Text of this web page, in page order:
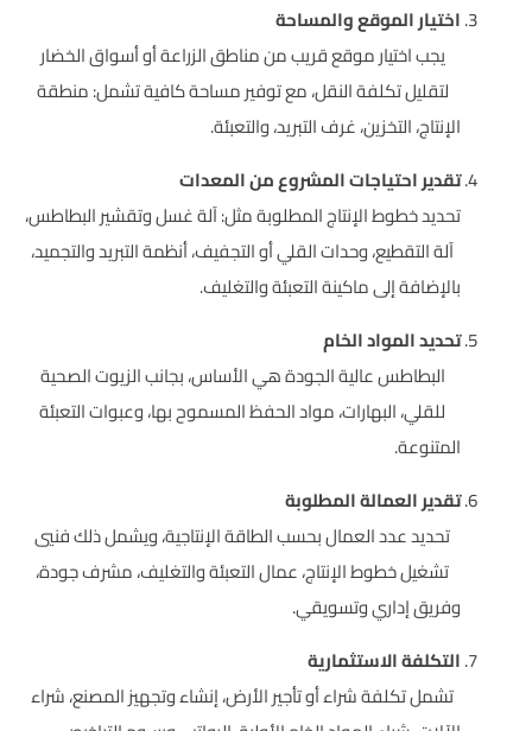
اختيار الموقع والمساحة
يجب اختيار موقع قريب من مناطق الزراعة أو أسواق الخضار
لتقليل تكلفة النقل، مع توفير مساحة كافية تشمل: منطقة
الإنتاج، التخزين، غرف التبريد، والتعبئة.
تقدير احتياجات المشروع من المعدات
تحديد خطوط الإنتاج المطلوبة مثل: آلة غسل وتقشير البطاطس،
آلة التقطيع، وحدات القلي أو التجفيف، أنظمة التبريد والتجميد،
بالإضافة إلى ماكينة التعبئة والتغليف.
تحديد المواد الخام
البطاطس عالية الجودة هي الأساس، بجانب الزيوت الصحية
للقلي، البهارات، مواد الحفظ المسموح بها، وعبوات التعبئة
المتنوعة.
تقدير العمالة المطلوبة
تحديد عدد العمال بحسب الطاقة الإنتاجية، ويشمل ذلك فنيي
تشغيل خطوط الإنتاج، عمال التعبئة والتغليف، مشرف جودة،
وفريق إداري وتسويقي.
التكلفة الاستثمارية
تشمل تكلفة شراء أو تأجير الأرض، إنشاء وتجهيز المصنع، شراء